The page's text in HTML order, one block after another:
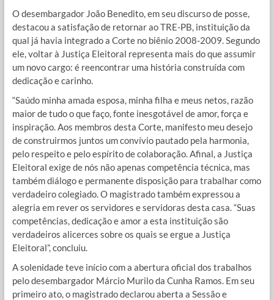
O desembargador João Benedito, em seu discurso de posse,
destacou a satisfação de retornar ao TRE-PB, instituição da
qual já havia integrado a Corte no biênio 2008-2009. Segundo
ele, voltar à Justiça Eleitoral representa mais do que assumir
um novo cargo: é reencontrar uma história construída com
dedicação e carinho.
“Saúdo minha amada esposa, minha filha e meus netos, razão
maior de tudo o que faço, fonte inesgotável de amor, força e
inspiração. Aos membros desta Corte, manifesto meu desejo
de construirmos juntos um convívio pautado pela harmonia,
pelo respeito e pelo espírito de colaboração. Afinal, a Justiça
Eleitoral exige de nós não apenas competência técnica, mas
também diálogo e permanente disposição para trabalhar como
verdadeiro colegiado. O magistrado também expressou a
alegria em rever os servidores e servidoras desta casa. “Suas
competências, dedicação e amor a esta instituição são
verdadeiros alicerces sobre os quais se ergue a Justiça
Eleitoral”, concluiu.
A solenidade teve início com a abertura oficial dos trabalhos
pelo desembargador Márcio Murilo da Cunha Ramos. Em seu
primeiro ato, o magistrado declarou aberta a Sessão e